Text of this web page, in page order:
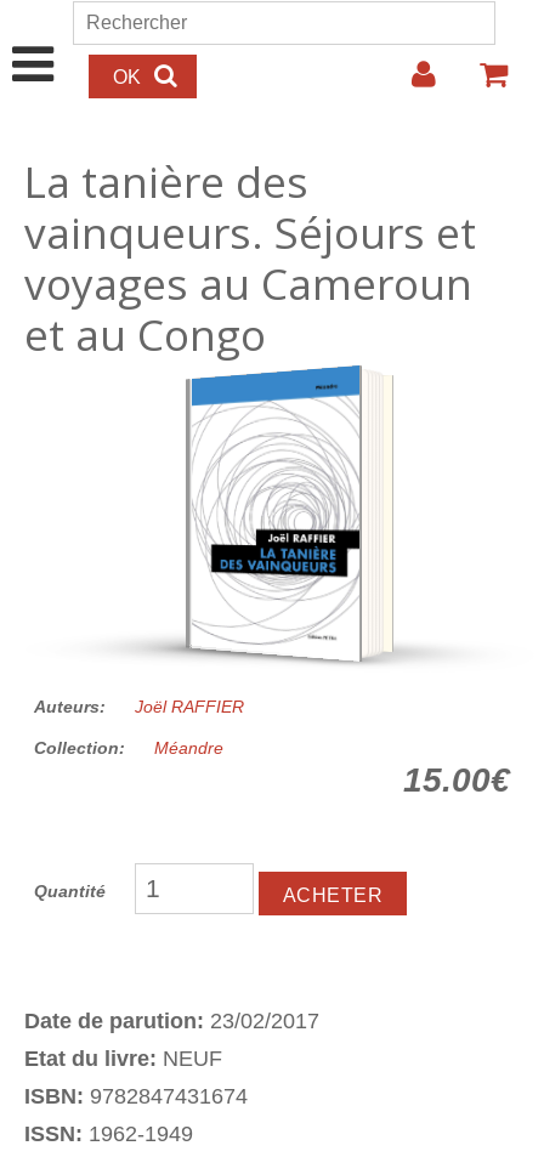
Aller au contenu principal
Formulaire de recherche
Rechercher
La tanière des
vainqueurs. Séjours et
voyages au Cameroun
et au Congo
15.00€
Auteurs: Joël RAFFIER
Collection: Méandre
15.00€
Quantité
Date de parution: 23/02/2017
Etat du livre: NEUF
ISBN: 9782847431674
ISSN: 1962-1949